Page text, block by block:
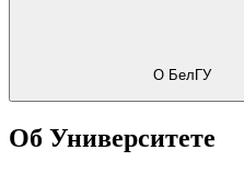
О БелГУ
Об Университете